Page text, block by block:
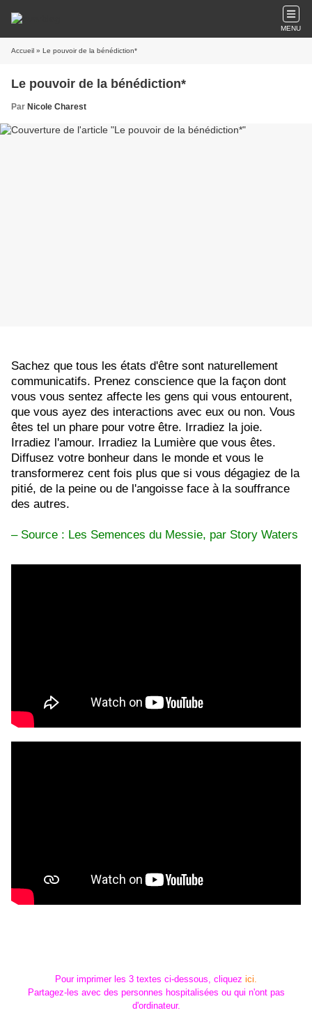
MENU
Accueil » Le pouvoir de la bénédiction*
Le pouvoir de la bénédiction*
Par Nicole Charest
Sachez que tous les états d'être sont naturellement
communicatifs. Prenez conscience que la façon dont
vous vous sentez affecte les gens qui vous entourent,
que vous ayez des interactions avec eux ou non. Vous
êtes tel un phare pour votre être. Irradiez la joie.
Irradiez l'amour. Irradiez la Lumière que vous êtes.
Diffusez votre bonheur dans le monde et vous le
transformerez cent fois plus que si vous dégagiez de la
pitié, de la peine ou de l'angoisse face à la souffrance
des autres.
– Source : Les Semences du Messie, par Story Waters
Pour imprimer les 3 textes ci-dessous, cliquez ici.
Partagez-les avec des personnes hospitalisées ou qui n'ont pas
d'ordinateur.